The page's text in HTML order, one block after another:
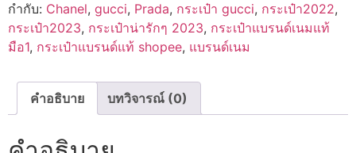
กำกับ: Chanel, gucci, Prada, กระเป๋า gucci, กระเป๋า2022,
กระเป๋า2023, กระเป๋าน่ารักๆ 2023, กระเป๋าแบรนด์เนมแท้
มือ1, กระเป๋าแบรนด์แท้ shopee, แบรนด์เนม
คำอธิบาย บทวิจารณ์ (0)